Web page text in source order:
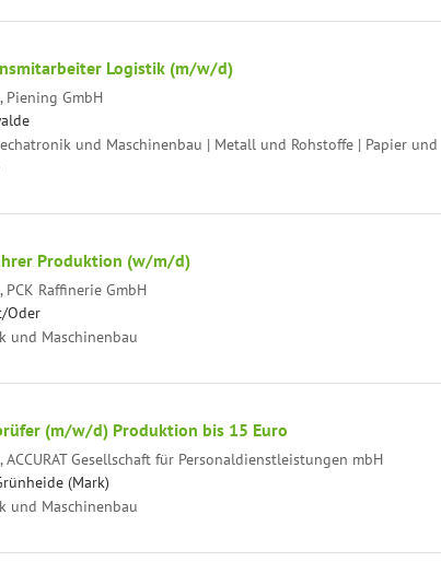
Logistik (m/w/d)
Piening GmbH
und Maschinenbau | Metall und Rohstoffe | Papier und
Produktion (w/m/d)
PCK Raffinerie GmbH
Oder
und Maschinenbau
(m/w/d) Produktion bis 15 Euro
ACCURAT Gesellschaft für Personaldienstleistungen mbH
(Mark)
und Maschinenbau